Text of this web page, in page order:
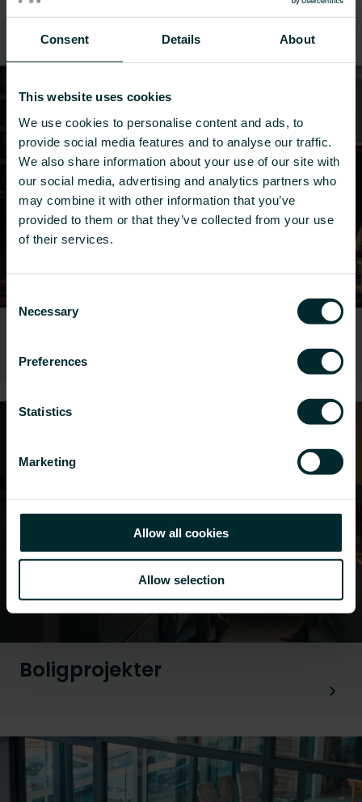
Consent Details About
This website uses cookies
We use cookies to personalise content and ads, to
provide social media features and to analyse our traffic.
We also share information about your use of our site with
our social media, advertising and analytics partners who
may combine it with other information that you’ve
provided to them or that they’ve collected from your use
of their services.
Selection
Necessary
Preferences
Statistics
Marketing
Allow all cookies
Allow selection
Vi tilbyder et bredt udvalg af opvarmnings- og
køleløsninger til renoveringer.
Boligprojekter